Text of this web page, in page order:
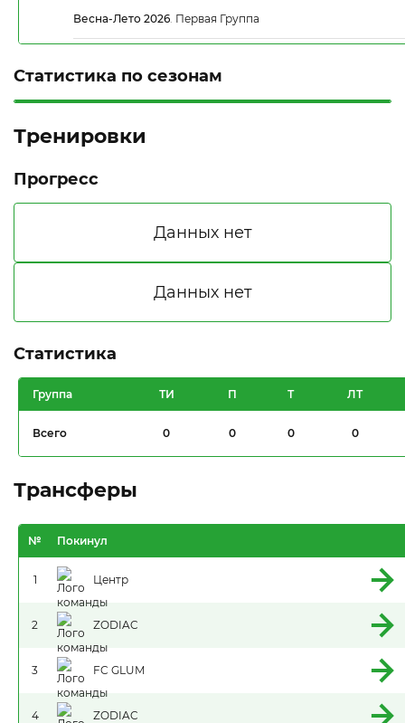
Весна-Лето 2026. Первая Группа
Статистика по сезонам
Тренировки
Прогресс
Статистика
Группа ТИ П Т ЛТ
Всего 0 0 0 0
Трансферы
№ Покинул
1 Центр
2 ZODIAC
3 FC GLUM
4 ZODIAC